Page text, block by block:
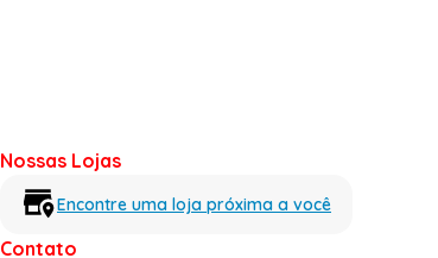
Nossas Lojas
Encontre uma loja próxima a você
Contato